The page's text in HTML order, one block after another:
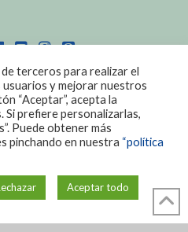
|AVISO LEGAL
DIAN SISTEMAS
terceros para realizar el
usuarios y mejorar nuestros
“Aceptar”, acepta la
Si prefiere personalizarlas,
Puede obtener más
pinchando en nuestra “política
Aceptar todo